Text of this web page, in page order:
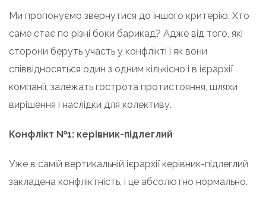
Ми пропонуємо звернутися до іншого критерію. Хто
саме стає по різні боки барикад? Адже від того, які
сторони беруть участь у конфлікті і як вони
співвідносяться один з одним кількісно і в ієрархії
компанії, залежать гострота протистояння, шляхи
вирішення і наслідки для колективу.
Конфлікт №1: керівник-підлеглий
Уже в самій вертикальній ієрархії керівник-підлеглий
закладена конфліктність, і це абсолютно нормально.